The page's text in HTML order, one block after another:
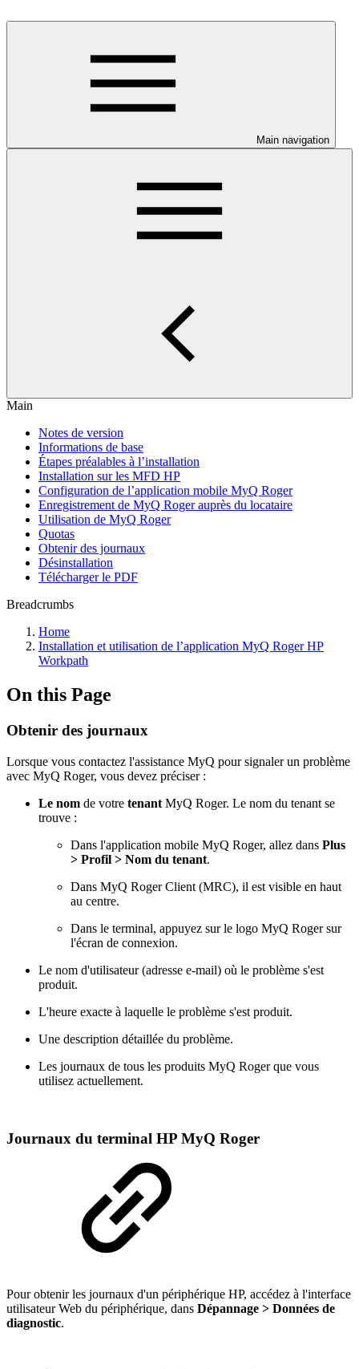
Main navigation
Main
Notes de version
Informations de base
Étapes préalables à l’installation
Installation sur les MFD HP
Configuration de l’application mobile MyQ Roger
Enregistrement de MyQ Roger auprès du locataire
Utilisation de MyQ Roger
Quotas
Obtenir des journaux
Désinstallation
Télécharger le PDF
Breadcrumbs
Home
Installation et utilisation de l’application MyQ Roger HP
Workpath
On this Page
Obtenir des journaux
Lorsque vous contactez l'assistance MyQ pour signaler un problème
avec MyQ Roger, vous devez préciser :
Le nom de votre tenant MyQ Roger. Le nom du tenant se
trouve :
Dans l'application mobile MyQ Roger, allez dans Plus
> Profil > Nom du tenant.
Dans MyQ Roger Client (MRC), il est visible en haut
au centre.
Dans le terminal, appuyez sur le logo MyQ Roger sur
l'écran de connexion.
Le nom d'utilisateur (adresse e-mail) où le problème s'est
produit.
L'heure exacte à laquelle le problème s'est produit.
Une description détaillée du problème.
Les journaux de tous les produits MyQ Roger que vous
utilisez actuellement.
Journaux du terminal HP MyQ Roger
Pour obtenir les journaux d'un périphérique HP, accédez à l'interface
utilisateur Web du périphérique, dans Dépannage > Données de
diagnostic.